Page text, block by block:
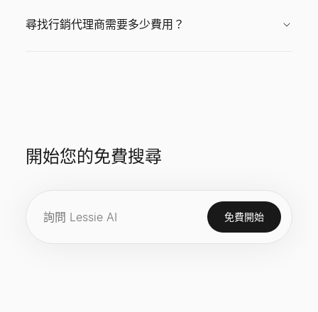
尋找行銷代理商需要多少費用？
開始您的免費搜尋
免費開始